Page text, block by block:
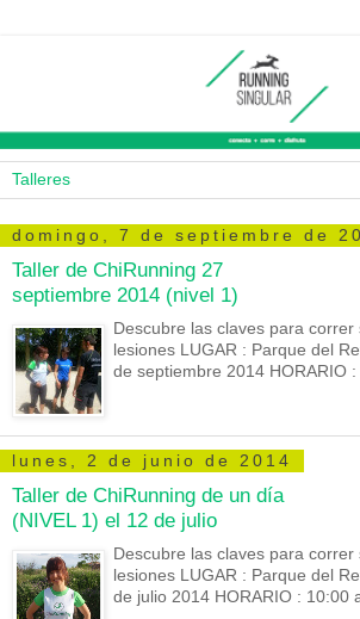
domingo, 7 de septiembre de
Taller de ChiRunning 27
septiembre 2014 (nivel 1)
Descubre las claves para correr
lesiones LUGAR : Parque del
de septiembre 2014 HORARIO
lunes, 2 de junio de 2014
Taller de ChiRunning de un día
(NIVEL 1) el 12 de julio
Descubre las claves para correr
lesiones LUGAR : Parque del
de julio 2014 HORARIO : 10:00